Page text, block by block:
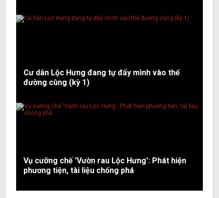
Cư dân Lộc Hưng đang tự đẩy mình vào thế
đường cùng (kỳ 1)
Vụ cưỡng chế 'Vườn rau Lộc Hưng': Phát hiện
phương tiện, tài liệu chống phá